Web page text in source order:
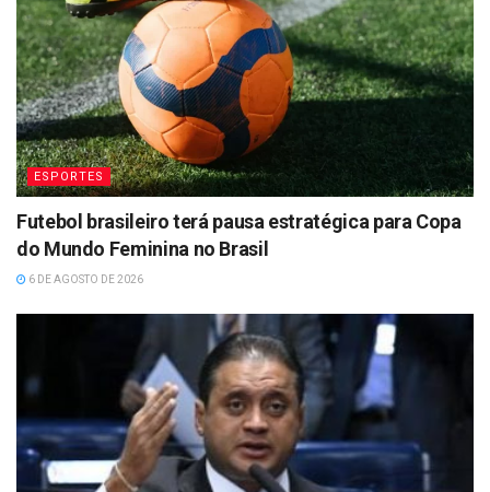
ESPORTES
Futebol brasileiro terá pausa estratégica para Copa
do Mundo Feminina no Brasil
6 DE AGOSTO DE 2026